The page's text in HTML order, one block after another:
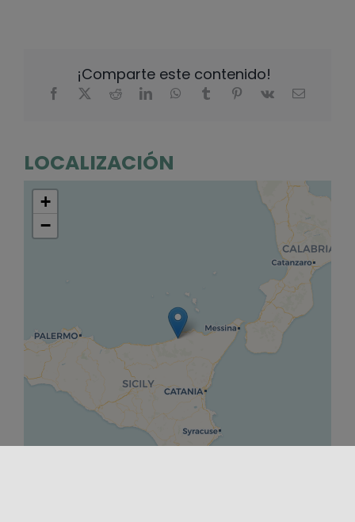
¡Comparte este contenido!
LOCALIZACIÓN
+
−